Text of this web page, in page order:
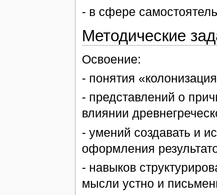
- в сфере
Методические
Освоение:
- понятия
- представлений о
влиянии
- умений создавать и
оформления
- навыков
мысли устно и